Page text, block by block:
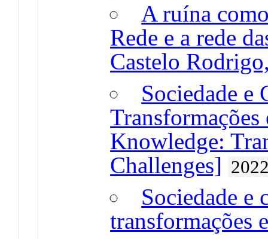
A ruína
Rede e a rede
Castelo
Sociedade e
Knowledge:
Challenges]
Sociedade e
transformações